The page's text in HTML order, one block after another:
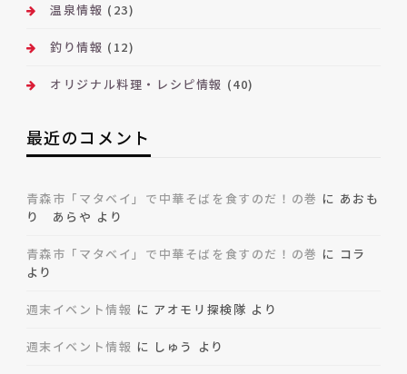
温泉情報 (23)
釣り情報 (12)
オリジナル料理・レシピ情報 (40)
最近のコメント
青森市「マタベイ」で中華そばを食すのだ！の巻 に あおも
り あらや より
青森市「マタベイ」で中華そばを食すのだ！の巻 に コラ
より
週末イベント情報 に アオモリ探検隊 より
週末イベント情報 に しゅう より